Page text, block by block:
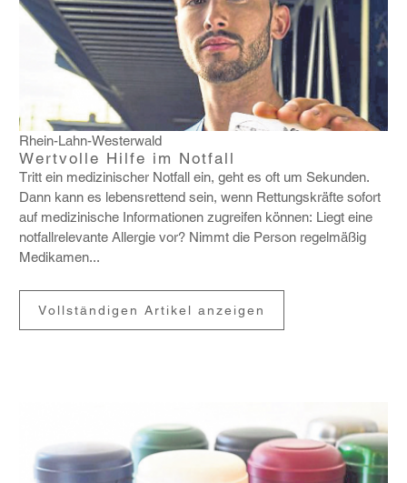
Rhein-Lahn-Westerwald
Wertvolle Hilfe im Notfall
Tritt ein medi­zi­ni­scher Notfall ein, geht es oft um Sekunden.
Dann kann es lebens­ret­tend sein, wenn Rettungs­kräfte sofort
auf medi­zi­ni­sche Infor­ma­tionen zugreifen können: Liegt eine
notfall­re­le­vante Allergie vor? Nimmt die Person regel­mäßig
Medi­kamen...
Vollständigen Artikel anzeigen